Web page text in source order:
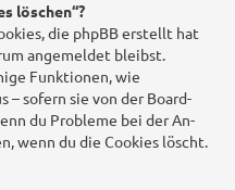
löschen“?
die phpBB erstellt hat
angemeldet bleibst.
Funktionen, wie
– sofern sie von der Board-
du Probleme bei der An-
wenn du die Cookies löscht.